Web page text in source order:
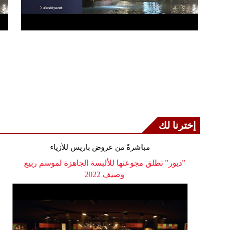
إخترنا لك
مباشرةً من عروض باريس للأزياء
"ديور" تطلق مجوعتها للألبسة الجاهزة لموسم ربيع
وصيف 2022